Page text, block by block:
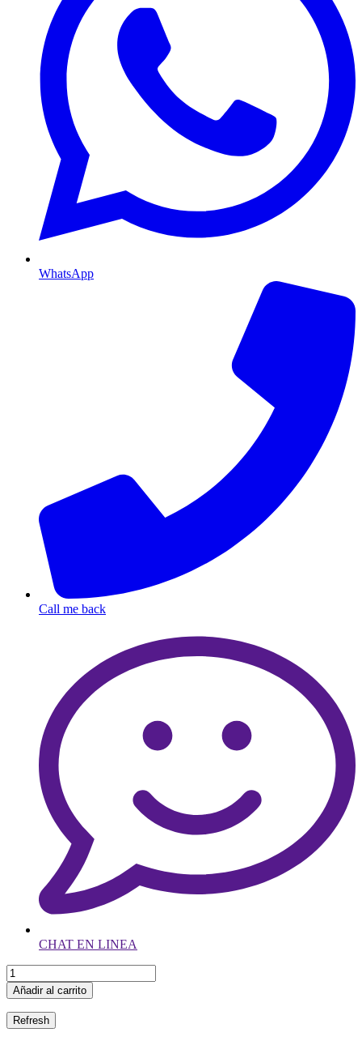
WhatsApp
Call me back
CHAT EN LINEA
Añadir al carrito